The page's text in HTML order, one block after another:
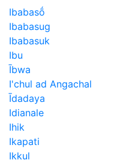
Ibabasṓ
Ibabasug
Ibabasuk
Ibu
Ībwa
I'chul ad Angachal
Īdadaya
Idianale
Ihik
Ikapati
Ikkul